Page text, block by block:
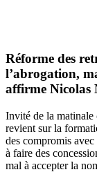
Réforme des
l’abrogation,
affirme Nicolas
Invité de la
revient sur la
des compromis
à faire des
mal à accepter la